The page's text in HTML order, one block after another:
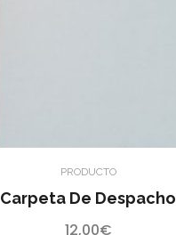
PRODUCTO
Carpeta De Despacho
12,00€